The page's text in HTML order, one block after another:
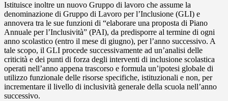
Istituisce inoltre un nuovo Gruppo di lavoro che assume la
denominazione di Gruppo di Lavoro per l’Inclusione (GLI) e
annovera tra le sue funzioni di “elaborare una proposta di Piano
Annuale per l’Inclusività” (PAI), da predisporre al termine di ogni
anno scolastico (entro il mese di giugno), per l’anno successivo. A
tale scopo, il GLI procede successivamente ad un’analisi delle
criticità e dei punti di forza degli interventi di inclusione scolastica
operati nell’anno appena trascorso e formula un’ipotesi globale di
utilizzo funzionale delle risorse specifiche, istituzionali e non, per
incrementare il livello di inclusività generale della scuola nell’anno
successivo.